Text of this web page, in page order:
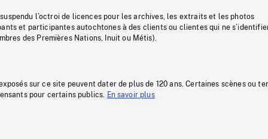
l’octroi de licences pour les archives, les extraits et les photos
et participantes autochtones à des clients ou clientes qui ne
des Premières Nations, Inuit ou Métis).
sur ce site peuvent dater de plus de 120 ans. Certaines scènes ou
pour certains publics.
En savoir plus